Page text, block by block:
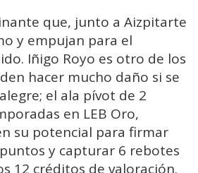
que, junto a Aizpitarte
y empujan para el
Iñigo Royo es otro de los
hacer mucho daño si se
el ala pívot de 2
en LEB Oro,
su potencial para firmar
y capturar 6 rebotes
12 créditos de valoración.